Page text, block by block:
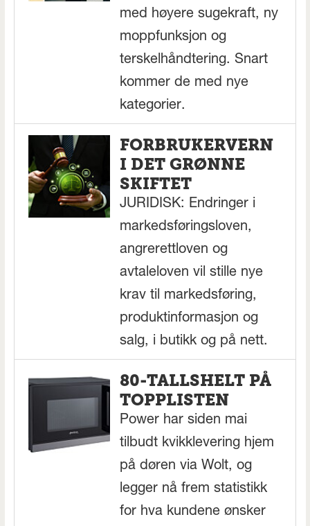
med høyere sugekraft, ny
moppfunksjon og
terskelhåndtering. Snart
kommer de med nye
kategorier.
FORBRUKERVERN
I DET GRØNNE
SKIFTET
JURIDISK: Endringer i
markedsføringsloven,
angrerettloven og
avtaleloven vil stille nye
krav til markedsføring,
produktinformasjon og
salg, i butikk og på nett.
80-TALLSHELT PÅ
TOPPLISTEN
Power har siden mai
tilbudt kvikklevering hjem
på døren via Wolt, og
legger nå frem statistikk
for hva kundene ønsker